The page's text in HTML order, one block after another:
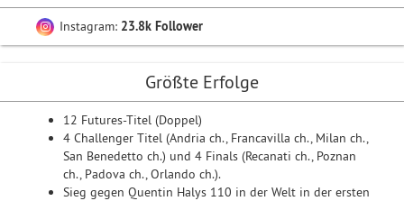
Instagram: 23.8k Follower
Größte Erfolge
12 Futures-Titel (Doppel)
4 Challenger Titel (Andria ch., Francavilla ch., Milan ch.,
San Benedetto ch.) und 4 Finals (Recanati ch., Poznan
ch., Padova ch., Orlando ch.).
Sieg gegen Quentin Halys 110 in der Welt in der ersten